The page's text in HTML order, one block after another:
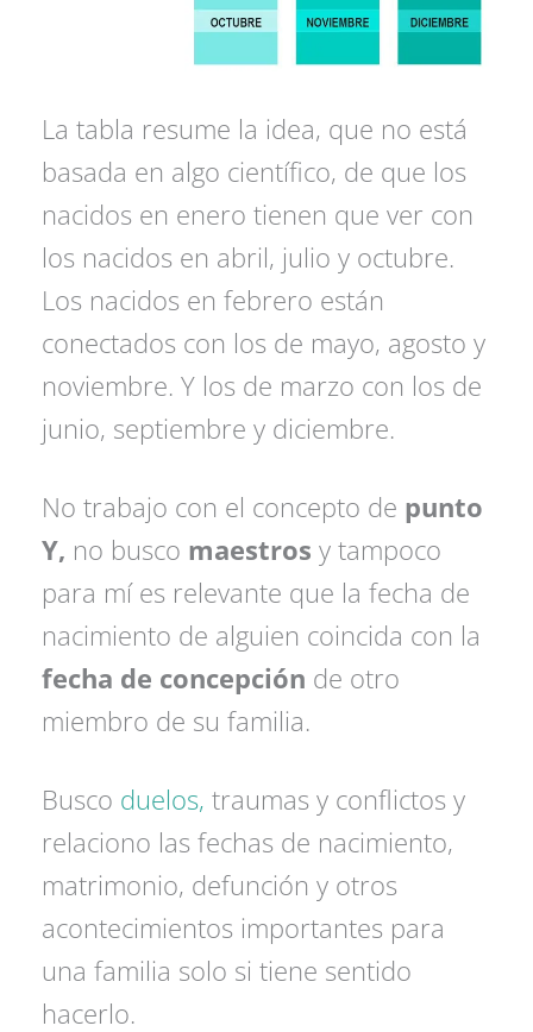
La tabla resume la idea, que no está
basada en algo científico, de que los
nacidos en enero tienen que ver con
los nacidos en abril, julio y octubre.
Los nacidos en febrero están
conectados con los de mayo, agosto y
noviembre. Y los de marzo con los de
junio, septiembre y diciembre.
No trabajo con el concepto de punto
Y, no busco maestros y tampoco
para mí es relevante que la fecha de
nacimiento de alguien coincida con la
fecha de concepción de otro
miembro de su familia.
Busco duelos, traumas y conflictos y
relaciono las fechas de nacimiento,
matrimonio, defunción y otros
acontecimientos importantes para
una familia solo si tiene sentido
hacerlo.